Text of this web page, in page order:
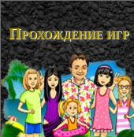
Прохождение игр